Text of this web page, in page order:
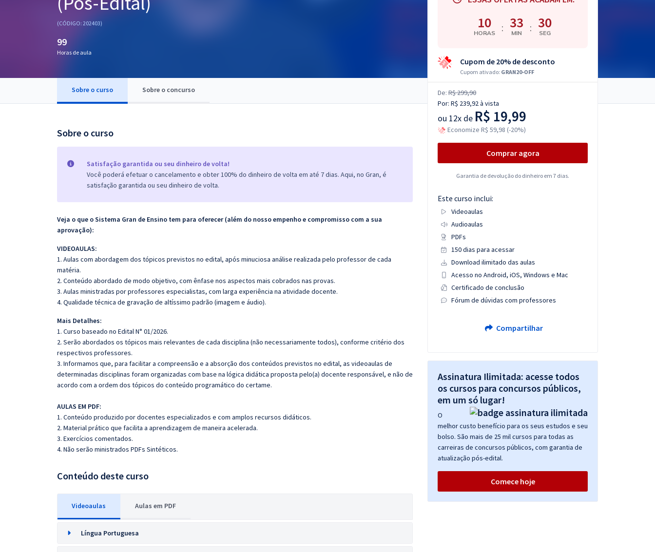
Questões grátis
(CÓDIGO: 202403)
99
Horas de aula
Sobre o curso Sobre o concurso
Sobre o curso
Satisfação garantida ou seu dinheiro de volta!
Você poderá efetuar o cancelamento e obter 100% do dinheiro de volta em até 7 dias. Aqui, no Gran, é
satisfação garantida ou seu dinheiro de volta.
Veja o que o Sistema Gran de Ensino tem para oferecer (além do nosso empenho e compromisso com a sua
aprovação):
VIDEOAULAS:
1. Aulas com abordagem dos tópicos previstos no edital, após minuciosa análise realizada pelo professor de cada
matéria.
2. Conteúdo abordado de modo objetivo, com ênfase nos aspectos mais cobrados nas provas.
3. Aulas ministradas por professores especialistas, com larga experiência na atividade docente.
4. Qualidade técnica de gravação de altíssimo padrão (imagem e áudio).
Mais Detalhes:
1. Curso baseado no Edital N° 01/2026.
2. Serão abordados os tópicos mais relevantes de cada disciplina (não necessariamente todos), conforme critério dos
respectivos professores.
3. Informamos que, para facilitar a compreensão e a absorção dos conteúdos previstos no edital, as videoaulas de
determinadas disciplinas foram organizadas com base na lógica didática proposta pelo(a) docente responsável, e não de
acordo com a ordem dos tópicos do conteúdo programático do certame.
AULAS EM PDF:
1. Conteúdo produzido por docentes especializados e com amplos recursos didáticos.
2. Material prático que facilita a aprendizagem de maneira acelerada.
3. Exercícios comentados.
4. Não serão ministrados PDFs Sintéticos.
Conteúdo deste curso
Videoaulas Aulas em PDF
Língua Portuguesa
10
HORAS : 33
MIN : 30
SEG
Cupom de 20% de desconto
Cupom ativado: GRAN20-OFF
De: R$ 299,90
Por: R$ 239,92à vista
ou 12x de R$ 19,99
Economize R$ 59,98 (-20%)
Comprar agora
Garantia de devolução do dinheiro em 7 dias.
Este curso inclui:
Videoaulas
Audioaulas
PDFs
150 dias para acessar
Download ilimitado das aulas
Acesso no Android, iOS, Windows e Mac
Certificado de conclusão
Fórum de dúvidas com professores
Compartilhar
Assinatura Ilimitada: acesse todos
os cursos para concursos públicos,
em um só lugar!
O
melhor custo benefício para os seus estudos e seu
bolso. São mais de 25 mil cursos para todas as
carreiras de concursos públicos, com garantia de
atualização pós-edital.
Comece hoje